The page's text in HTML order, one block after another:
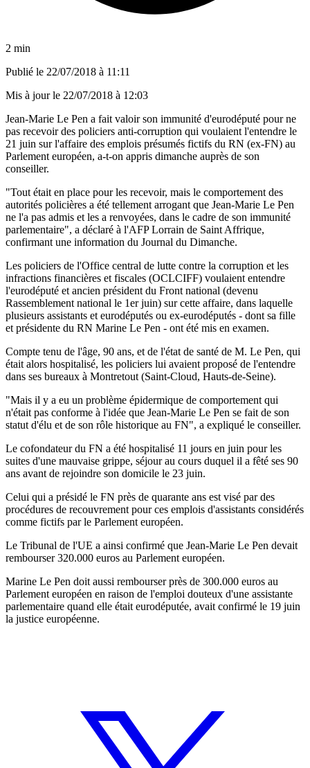
2 min
Publié le 22/07/2018 à 11:11
Mis à jour le 22/07/2018 à 12:03
Jean-Marie Le Pen a fait valoir son immunité d'eurodéputé pour ne
pas recevoir des policiers anti-corruption qui voulaient l'entendre le
21 juin sur l'affaire des emplois présumés fictifs du RN (ex-FN) au
Parlement européen, a-t-on appris dimanche auprès de son
conseiller.
"Tout était en place pour les recevoir, mais le comportement des
autorités policières a été tellement arrogant que Jean-Marie Le Pen
ne l'a pas admis et les a renvoyées, dans le cadre de son immunité
parlementaire", a déclaré à l'AFP Lorrain de Saint Affrique,
confirmant une information du Journal du Dimanche.
Les policiers de l'Office central de lutte contre la corruption et les
infractions financières et fiscales (OCLCIFF) voulaient entendre
l'eurodéputé et ancien président du Front national (devenu
Rassemblement national le 1er juin) sur cette affaire, dans laquelle
plusieurs assistants et eurodéputés ou ex-eurodéputés - dont sa fille
et présidente du RN Marine Le Pen - ont été mis en examen.
Compte tenu de l'âge, 90 ans, et de l'état de santé de M. Le Pen, qui
était alors hospitalisé, les policiers lui avaient proposé de l'entendre
dans ses bureaux à Montretout (Saint-Cloud, Hauts-de-Seine).
"Mais il y a eu un problème épidermique de comportement qui
n'était pas conforme à l'idée que Jean-Marie Le Pen se fait de son
statut d'élu et de son rôle historique au FN", a expliqué le conseiller.
Le cofondateur du FN a été hospitalisé 11 jours en juin pour les
suites d'une mauvaise grippe, séjour au cours duquel il a fêté ses 90
ans avant de rejoindre son domicile le 23 juin.
Celui qui a présidé le FN près de quarante ans est visé par des
procédures de recouvrement pour ces emplois d'assistants considérés
comme fictifs par le Parlement européen.
Le Tribunal de l'UE a ainsi confirmé que Jean-Marie Le Pen devait
rembourser 320.000 euros au Parlement européen.
Marine Le Pen doit aussi rembourser près de 300.000 euros au
Parlement européen en raison de l'emploi douteux d'une assistante
parlementaire quand elle était eurodéputée, avait confirmé le 19 juin
la justice européenne.